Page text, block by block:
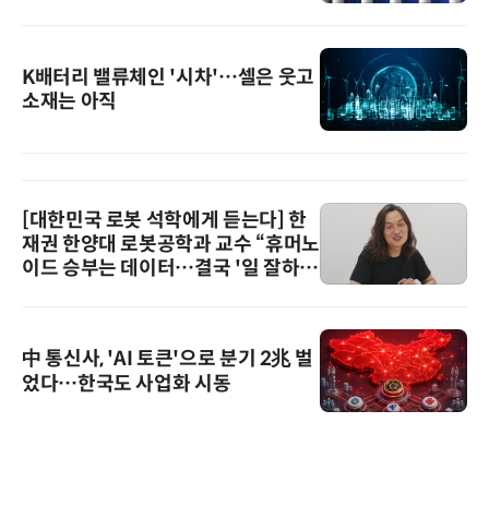
K배터리 밸류체인 '시차'…셀은 웃고
소재는 아직
[대한민국 로봇 석학에게 듣는다] 한
재권 한양대 로봇공학과 교수 “휴머노
이드 승부는 데이터…결국 '일 잘하는
中 통신사, 'AI 토큰'으로 분기 2兆 벌
었다…한국도 사업화 시동